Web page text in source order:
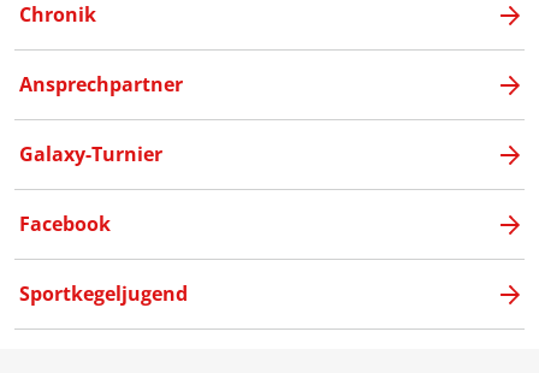
Chronik
Ansprechpartner
Galaxy-Turnier
Facebook
Sportkegeljugend